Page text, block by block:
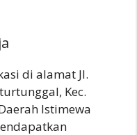
di alamat Jl.
Kec.
Istimewa